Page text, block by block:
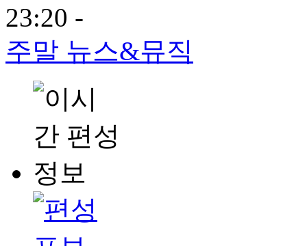
23:20 -
주말 뉴스&뮤직